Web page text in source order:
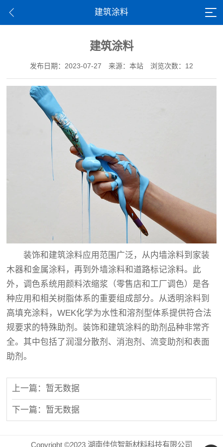
建筑涂料
建筑涂料
发布日期：2023-07-27 来源：本站 浏览次数：12
装饰和建筑涂料应用范围广泛，从内墙涂料到家装
木器和金属涂料，再到外墙涂料和道路标记涂料。此
外，调色系统用颜料浓缩浆（零售店和工厂调色）是各
种应用和相关树脂体系的重要组成部分。从透明涂料到
高填充涂料，WEK化学为水性和溶剂型体系提供符合法
规要求的特殊助剂。装饰和建筑涂料的助剂品种非常齐
全。其中包括了润湿分散剂、消泡剂、流变助剂和表面
助剂。
上一篇：暂无数据
下一篇：暂无数据
Copyright ©2023 湖南佳信智新材料科技有限公司